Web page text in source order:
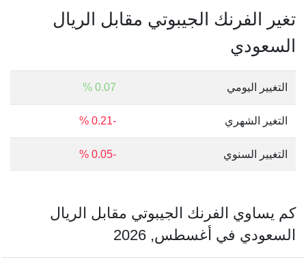
تغير الفرنك الجيبوتي مقابل الريال
السعودي
التغيير اليومي 0.07 %
التغير الشهري -0.21 %
التغيير السنوي -0.05 %
كم يساوي الفرنك الجيبوتي مقابل الريال
السعودي في أغسطس, 2026